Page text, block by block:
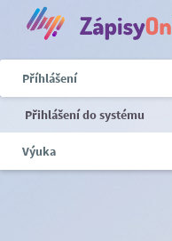
Příhlášení
Přihlášení do systému
Výuka